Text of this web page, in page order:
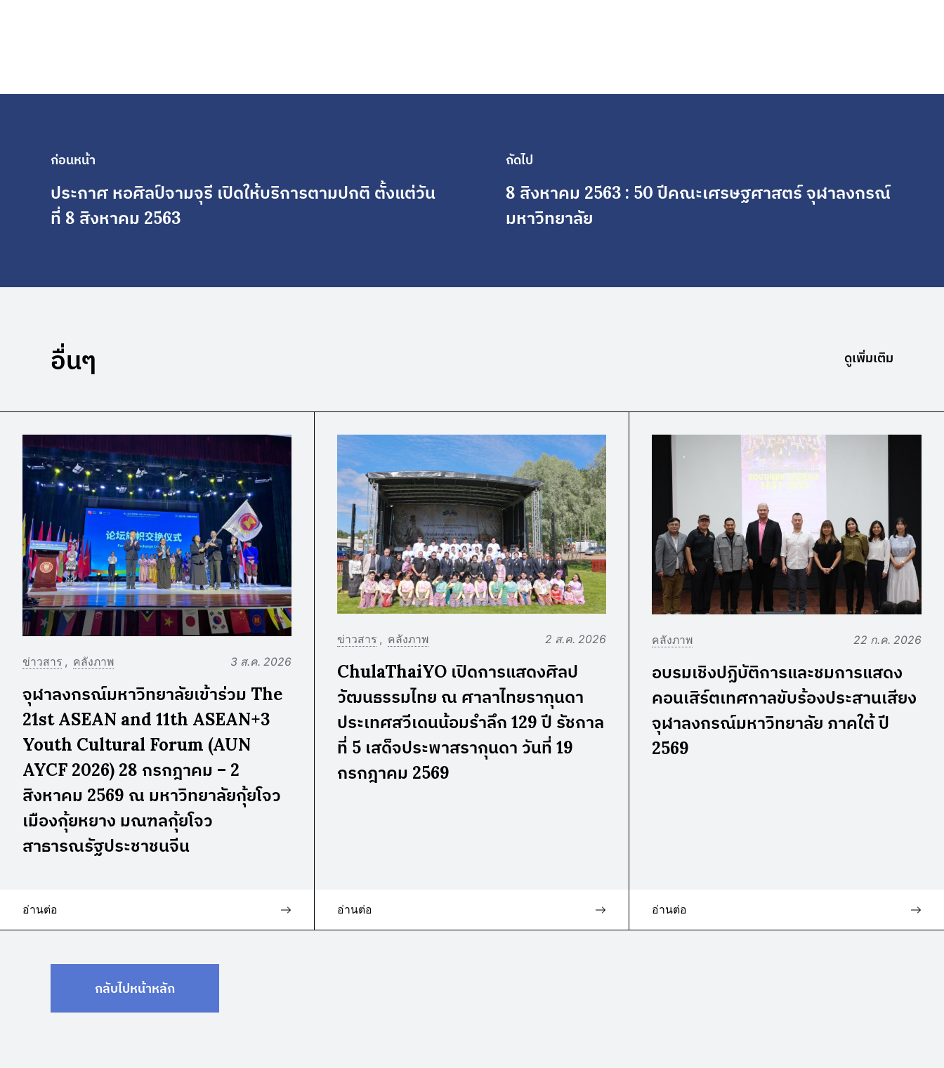
ก่อนหน้า
ประกาศ หอศิลป์จามจุรี เปิดให้บริการตามปกติ ตั้งแต่วัน
ที่ 8 สิงหาคม 2563
ถัดไป
8 สิงหาคม 2563 : 50 ปีคณะเศรษฐศาสตร์ จุฬาลงกรณ์
มหาวิทยาลัย
อื่นๆ ดูเพิ่มเติม
ข่าวสาร คลังภาพ 3 ส.ค. 2026
จุฬาลงกรณ์มหาวิทยาลัยเข้าร่วม The
21st ASEAN and 11th ASEAN+3
Youth Cultural Forum (AUN
AYCF 2026) 28 กรกฎาคม – 2
สิงหาคม 2569 ณ มหาวิทยาลัยกุ้ยโจว
เมืองกุ้ยหยาง มณฑลกุ้ยโจว
สาธารณรัฐประชาชนจีน
อ่านต่อ
ข่าวสาร คลังภาพ 2 ส.ค. 2026
ChulaThaiYO เปิดการแสดงศิลป
วัฒนธรรมไทย ณ ศาลาไทยรากุนดา
ประเทศสวีเดนน้อมรำลึก 129 ปี รัชกาล
ที่ 5 เสด็จประพาสรากุนดา วันที่ 19
กรกฎาคม 2569
อ่านต่อ
คลังภาพ 22 ก.ค. 2026
อบรมเชิงปฏิบัติการและชมการแสดง
คอนเสิร์ตเทศกาลขับร้องประสานเสียง
จุฬาลงกรณ์มหาวิทยาลัย ภาคใต้ ปี
2569
อ่านต่อ
กลับไปหน้าหลัก